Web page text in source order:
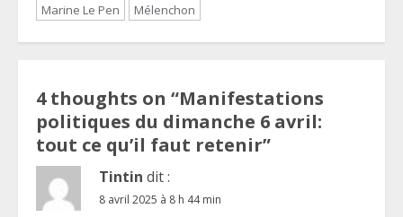
Marine Le Pen
Mélenchon
4 thoughts on “Manifestations
politiques du dimanche 6 avril:
tout ce qu’il faut retenir”
Tintin dit :
8 avril 2025 à 8 h 44 min